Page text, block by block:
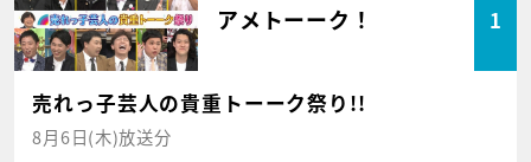
アメトーーク！ 1
売れっ子芸人の貴重トーーク祭り!!
8月6日(木)放送分